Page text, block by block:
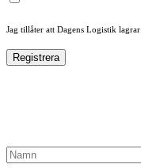
Jag tillåter att Dagens Logistik